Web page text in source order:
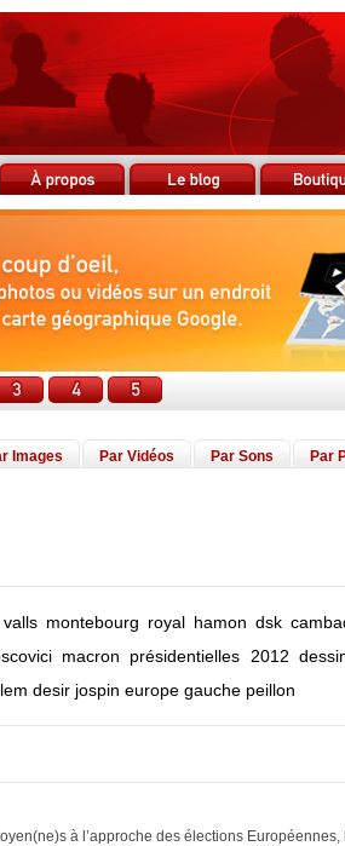
Images Par Vidéos Par Sons Par
valls montebourg royal hamon dsk
macron présidentielles 2012
desir jospin europe gauche peillon
à l’approche des élections Européennes,